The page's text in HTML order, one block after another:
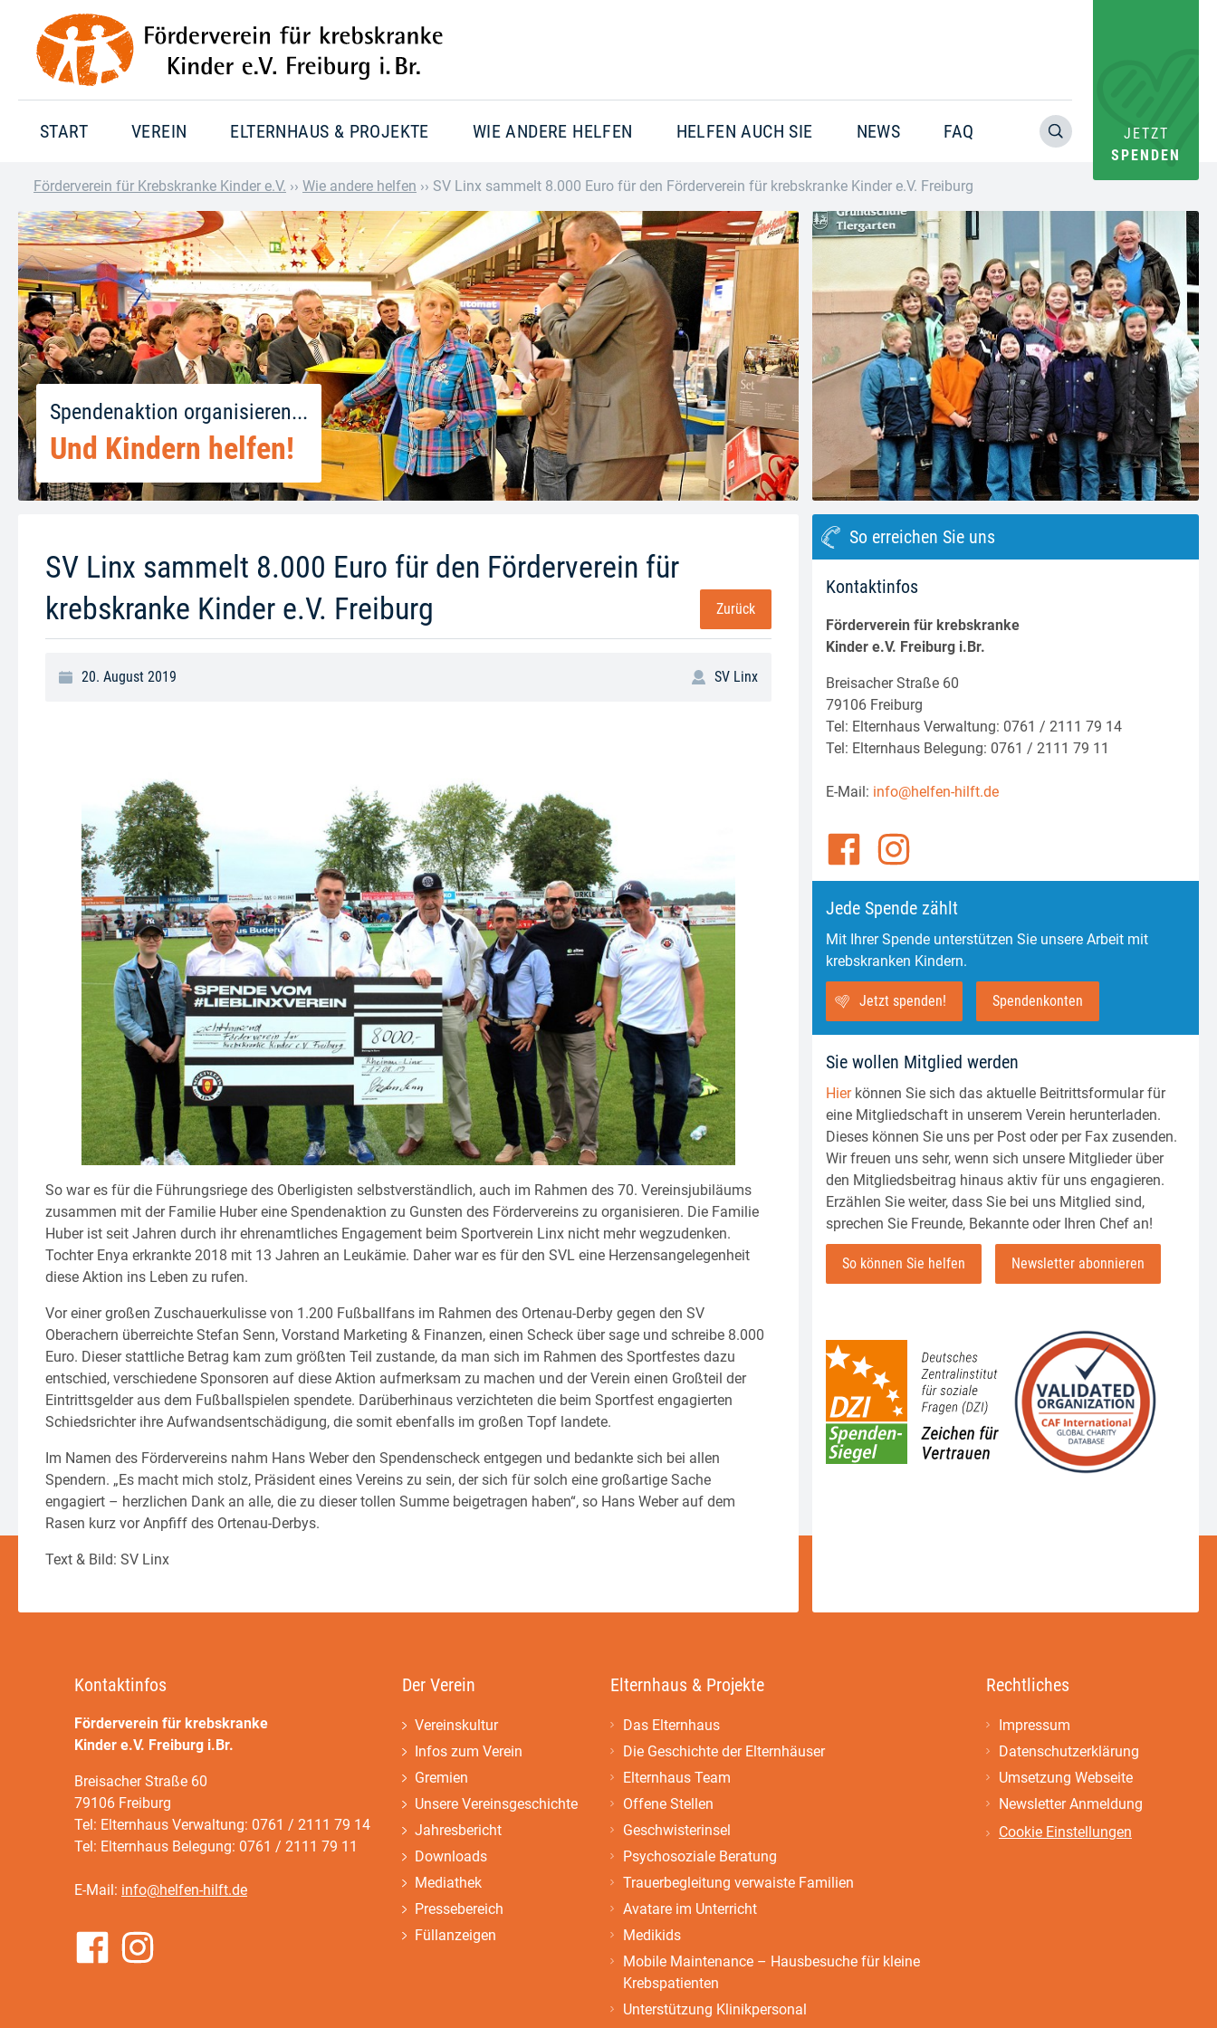
START VEREIN ELTERNHAUS & PROJEKTE WIE ANDERE HELFEN HELFEN AUCH SIE NEWS FAQ
JETZT
SPENDEN
Förderverein für Krebskranke Kinder e.V. ›› Wie andere helfen ›› SV Linx sammelt 8.000 Euro für den Förderverein für krebskranke Kinder e.V. Freiburg
Spendenaktion organisieren...
Und Kindern helfen!
Warning
: Trying to access array offset on value of type bool in
/home/pacs/tgr09/users/website/doms/www.helfen-
hilft.de/htdocs-ssl/app/plugins/oxygen/component-
framework/components/classes/code-
block.class.php(133) : eval()'d code
on line
SV Linx sammelt 8.000 Euro für den Förderverein für
krebskranke Kinder e.V. Freiburg
Zurück
20. August 2019 SV Linx
So war es für die Führungsriege des Oberligisten selbstverständlich, auch im Rahmen des 70. Vereinsjubiläums
zusammen mit der Familie Huber eine Spendenaktion zu Gunsten des Fördervereins zu organisieren. Die Familie
Huber ist seit Jahren durch ihr ehrenamtliches Engagement beim Sportverein Linx nicht mehr wegzudenken.
Tochter Enya erkrankte 2018 mit 13 Jahren an Leukämie. Daher war es für den SVL eine Herzensangelegenheit
diese Aktion ins Leben zu rufen.
Vor einer großen Zuschauerkulisse von 1.200 Fußballfans im Rahmen des Ortenau-Derby gegen den SV
Oberachern überreichte Stefan Senn, Vorstand Marketing & Finanzen, einen Scheck über sage und schreibe 8.000
Euro. Dieser stattliche Betrag kam zum größten Teil zustande, da man sich im Rahmen des Sportfestes dazu
entschied, verschiedene Sponsoren auf diese Aktion aufmerksam zu machen und der Verein einen Großteil der
Eintrittsgelder aus dem Fußballspielen spendete. Darüberhinaus verzichteten die beim Sportfest engagierten
Schiedsrichter ihre Aufwandsentschädigung, die somit ebenfalls im großen Topf landete.
Im Namen des Fördervereins nahm Hans Weber den Spendenscheck entgegen und bedankte sich bei allen
Spendern. „Es macht mich stolz, Präsident eines Vereins zu sein, der sich für solch eine großartige Sache
engagiert – herzlichen Dank an alle, die zu dieser tollen Summe beigetragen haben“, so Hans Weber auf dem
Rasen kurz vor Anpfiff des Ortenau-Derbys.
Text & Bild: SV Linx
So erreichen Sie uns
Kontaktinfos
Förderverein für krebskranke
Kinder e.V. Freiburg i.Br.
Breisacher Straße 60
79106 Freiburg
Tel: Elternhaus Verwaltung: 0761 / 2111 79 14
Tel: Elternhaus Belegung: 0761 / 2111 79 11
E-Mail: info@helfen-hilft.de
Jede Spende zählt
Mit Ihrer Spende unterstützen Sie unsere Arbeit mit
krebskranken Kindern.
Jetzt spenden! Spendenkonten
Sie wollen Mitglied werden
Hierkönnen Sie sich das aktuelle Beitrittsformular für
eine Mitgliedschaft in unserem Verein herunterladen.
Dieses können Sie uns per Post oder per Fax zusenden.
Wir freuen uns sehr, wenn sich unsere Mitglieder über
den Mitgliedsbeitrag hinaus aktiv für uns engagieren.
Erzählen Sie weiter, dass Sie bei uns Mitglied sind,
sprechen Sie Freunde, Bekannte oder Ihren Chef an!
So können Sie helfen Newsletter abonnieren
Kontaktinfos
Förderverein für krebskranke
Kinder e.V. Freiburg i.Br.
Breisacher Straße 60
79106 Freiburg
Tel: Elternhaus Verwaltung: 0761 / 2111 79 14
Tel: Elternhaus Belegung: 0761 / 2111 79 11
E-Mail: info@helfen-hilft.de
Der Verein
Vereinskultur
Infos zum Verein
Gremien
Unsere Vereinsgeschichte
Jahresbericht
Downloads
Mediathek
Pressebereich
Füllanzeigen
Elternhaus & Projekte
Das Elternhaus
Die Geschichte der Elternhäuser
Elternhaus Team
Offene Stellen
Geschwisterinsel
Psychosoziale Beratung
Trauerbegleitung verwaiste Familien
Avatare im Unterricht
Medikids
Mobile Maintenance – Hausbesuche für kleine
Krebspatienten
Unterstützung Klinikpersonal
Rechtliches
Impressum
Datenschutzerklärung
Umsetzung Webseite
Newsletter Anmeldung
Cookie Einstellungen